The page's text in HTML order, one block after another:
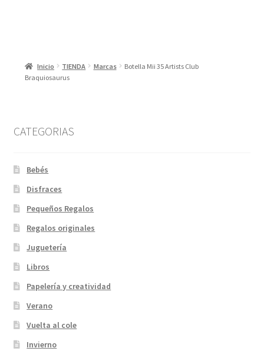
Inicio TIENDA Marcas
Botella Mii 35 Artists Club
Braquiosaurus
CATEGORIAS
Bebés
Disfraces
Pequeños Regalos
Regalos originales
Juguetería
Libros
Papelería y creatividad
Verano
Vuelta al cole
Invierno